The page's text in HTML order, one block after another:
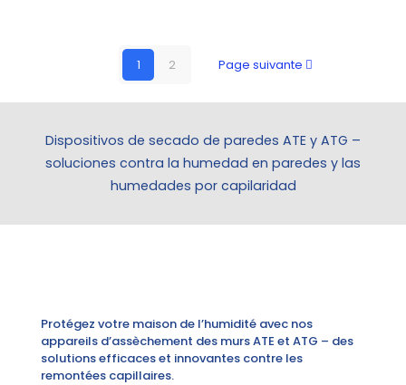
1 2 Page suivante
Dispositivos de secado de paredes ATE y ATG –
soluciones contra la humedad en paredes y las
humedades por capilaridad
Protégez votre maison de l’humidité avec nos
appareils d’assèchement des murs ATE et ATG – des
solutions efficaces et innovantes contre les
remontées capillaires.